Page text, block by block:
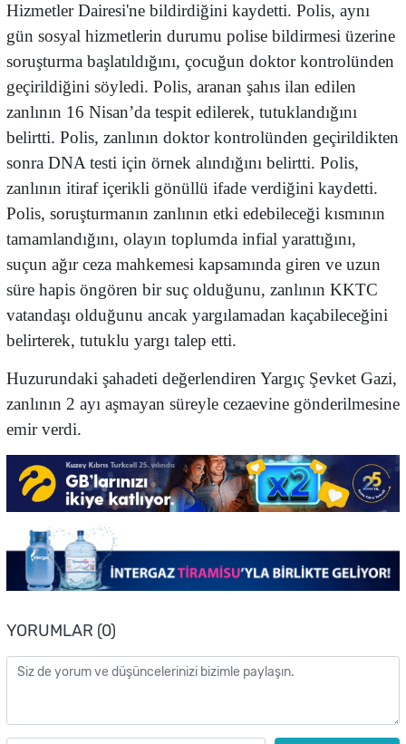
Hizmetler Dairesi'ne bildirdiğini kaydetti. Polis, aynı
gün sosyal hizmetlerin durumu polise bildirmesi üzerine
soruşturma başlatıldığını, çocuğun doktor kontrolünden
geçirildiğini söyledi. Polis, aranan şahıs ilan edilen
zanlının 16 Nisan’da tespit edilerek, tutuklandığını
belirtti. Polis, zanlının doktor kontrolünden geçirildikten
sonra DNA testi için örnek alındığını belirtti. Polis,
zanlının itiraf içerikli gönüllü ifade verdiğini kaydetti.
Polis, soruşturmanın zanlının etki edebileceği kısmının
tamamlandığını, olayın toplumda infial yarattığını,
suçun ağır ceza mahkemesi kapsamında giren ve uzun
süre hapis öngören bir suç olduğunu, zanlının KKTC
vatandaşı olduğunu ancak yargılamadan kaçabileceğini
belirterek, tutuklu yargı talep etti.
Huzurundaki şahadeti değerlendiren Yargıç Şevket Gazi,
zanlının 2 ayı aşmayan süreyle cezaevine gönderilmesine
emir verdi.
YORUMLAR (0)